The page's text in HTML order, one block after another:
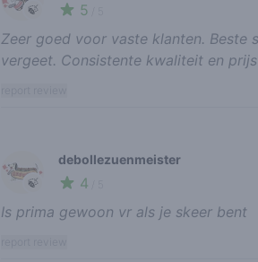
🍃 5
Zeer goed voor vaste klanten. Beste
vergeet. Consistente kwaliteit en
🍃
debollezuenmeister
4
Is prima gewoon vr als je skeer bent